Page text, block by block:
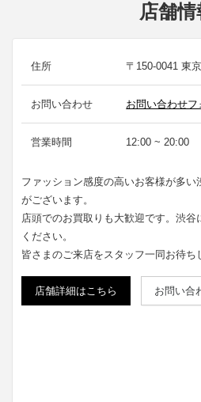
店舗情
住所 〒150-0041 東
お問い合わせ お問い合わせフ
営業時間 12:00 ~ 20:00
ファッション感度の高いお客様が多
がございます。
店頭でのお買取りも大歓迎です。渋谷
ください。
皆さまのご来店をスタッフ一同お待ち
店舗詳細はこちら お問い合